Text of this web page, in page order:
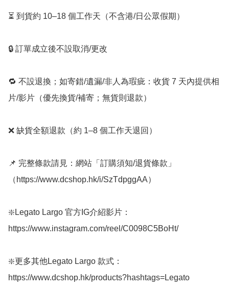
⏳ 到貨約 10–18 個工作天（不含港/日公眾假期）
🔒 訂單成立後不設取消/更改
🔁 不設退換；如寄錯/遺漏/非人為瑕疵：收貨 7 天內提供相
片/影片（優先換貨/補寄；無貨則退款）
❌ 缺貨全額退款（約 1–8 個工作天退回）
📌 完整條款請見：網站「訂購須知/退貨條款」
（https://www.dcshop.hk/i/SzTdpggAA）
❇️Legato Largo 官方IG介紹影片：
https://www.instagram.com/reel/C0098C5BoHt/
❇️更多其他Legato Largo 款式：
https://www.dcshop.hk/products?hashtags=Legato